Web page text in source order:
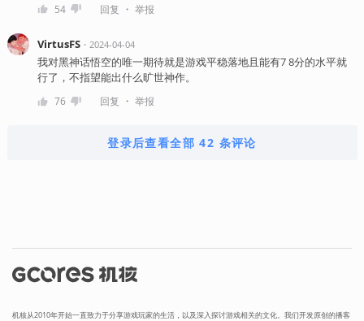
54 回复 ・ 举报
VirtusFS・ 2024-04-04
我对黑神话悟空的唯一期待就是游戏平稳落地且能有7 8分的水平就
行了，不指望能出什么旷世神作。
76 回复 ・ 举报
登录后查看全部 42 条评论
机核从2010年开始一直致力于分享游戏玩家的生活，以及深入探讨游戏相关的文化。我们开发原创的播客